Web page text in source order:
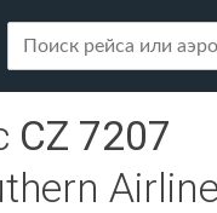
CZ 7207